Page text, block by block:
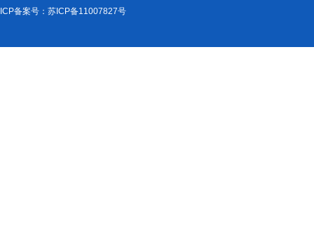
ICP备案号：苏ICP备11007827号